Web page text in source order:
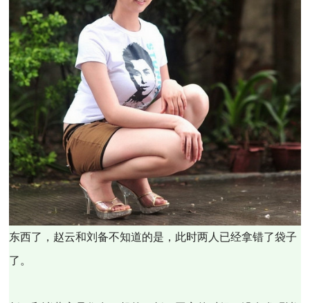
东西了，赵云和刘备不知道的是，此时两人已经拿错了袋子
了。